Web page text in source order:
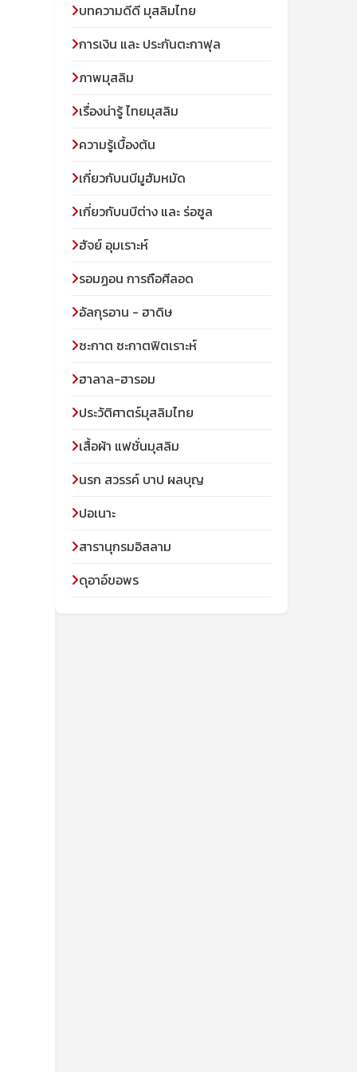
บทความดีดี มุสลิมไทย
การเงิน และ ประกันตะกาฟุล
ภาพมุสลิม
เรื่องน่ารู้ ไทยมุสลิม
ความรู้เบื้องต้น
เกี่ยวกับนบีมูฮัมหมัด
เกี่ยวกับนบีต่าง และ ร่อซูล
ฮัจย์ อุมเราะห์
รอมฏอน การถือศีลอด
อัลกุรอาน - ฮาดิษ
ซะกาต ซะกาตฟิตเราะห์
ฮาลาล-ฮารอม
ประวัติศาตร์มุสลิมไทย
เสื้อผ้า แฟชั่นมุสลิม
นรก สวรรค์ บาป ผลบุญ
ปอเนาะ
สารานุกรมอิสลาม
ดุอาอ์ขอพร